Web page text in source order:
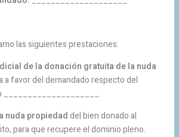
las siguientes prestaciones:
de la donación gratuita de la nuda
a favor del demandado respecto del
____________________.
nuda propiedaddel bien donado al
para que recupere el dominio pleno.